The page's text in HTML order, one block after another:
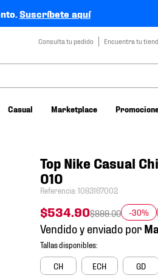
Suscríbete aquí
Consulta tu pedido Encuentra tu
Casual Marketplace
Top Nike Casual
010
Referencia:1083167002
$534.90$899.00 -30%
Vendido y enviado por
CH ECH GD